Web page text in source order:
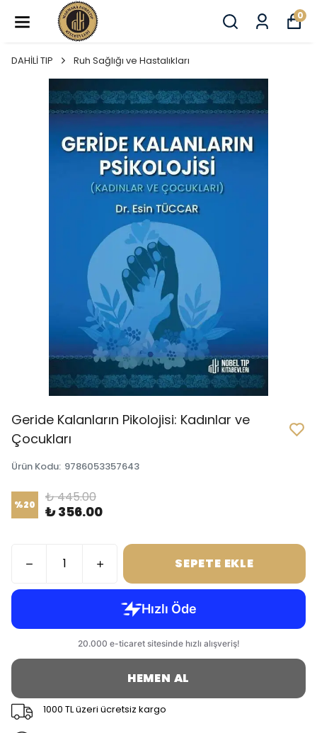
0
DAHİLİ TIP Ruh Sağlığı ve Hastalıkları
Geride Kalanların Pikolojisi: Kadınlar ve
Çocukları
Ürün Kodu: 9786053357643
%20 ₺ 445.00
₺ 356.00
SEPETE EKLE
HEMEN AL
1000 TL üzeri ücretsiz kargo